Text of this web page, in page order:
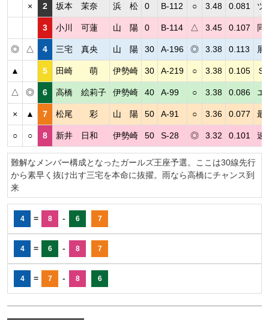
× 2 坂本 茉奈 浜 松 0 B-112 ○ 3.48 0.081 ツ
3 小川 可蓮 山 陽 0 B-114 △ 3.45 0.107 同
◎ △ 4 三宅 真央 山 陽 30 A-196 ◎ 3.38 0.113 展
▲ 5 田崎 萌 伊勢崎 30 A-219 ○ 3.38 0.105 Ｓ
△ ◎ 6 高橋 絵莉子 伊勢崎 40 A-99 ○ 3.38 0.086 エ
× ▲ 7 松尾 彩 山 陽 50 A-91 ○ 3.36 0.077 最
○ ○ 8 新井 日和 伊勢崎 50 S-28 ◎ 3.32 0.101 速
難解なメンバー構成となったガールズ王座予選。ここは30線先行
から素早く抜け出す三宅を本命に抜擢。雨なら高橋にチャンス到
来
4 = 8 - 6 7
4 = 6 - 8 7
4 = 7 - 8 6